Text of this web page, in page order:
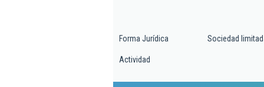
Forma Jurídica Sociedad
Actividad